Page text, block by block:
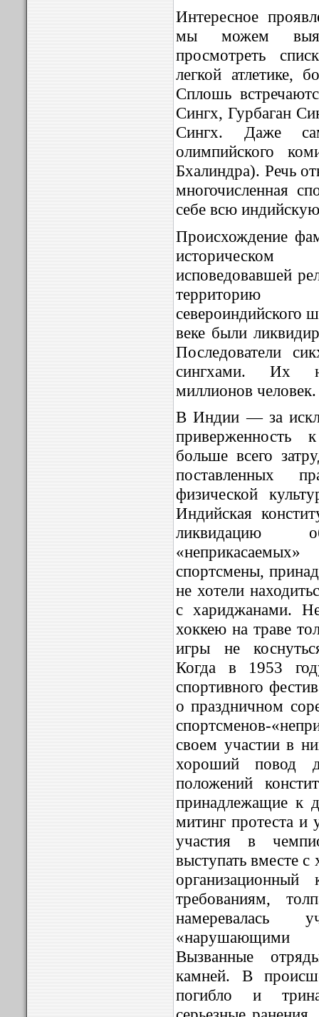
Интересное
мы можем
просмотреть
легкой атлетике,
Сплошь
Сингх, Гурбаган
Сингх. Даже
олимпийского
Бхалиндра). Речь
многочисленная
себе всю
Происхождение
историческом
исповедовавшей
территорию
североиндийского
веке были
Последователи
сингхами. Их
миллионов человек.
В Индии — за
приверженность
больше всего
поставленных
физической
Индийская
ликвидацию
спортсмены,
не хотели
с хариджанами.
хоккею на траве
игры не
Когда в 1953
спортивного
о праздничном
спортсменов-
своем участии в
хороший повод
положений
принадлежащие к
митинг протеста и
участия в
выступать вместе
требованиям,
намеревалась
«нарушающими
Вызванные
камней. В
погибло и